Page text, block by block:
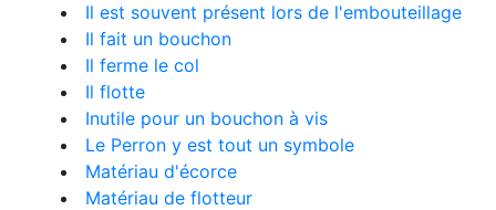
Il est souvent présent lors de l'embouteillage
Il fait un bouchon
Il ferme le col
Il flotte
Inutile pour un bouchon à vis
Le Perron y est tout un symbole
Matériau d'écorce
Matériau de flotteur